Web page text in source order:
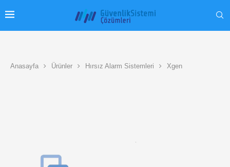
Anasayfa Ürünler Hırsız Alarm Sistemleri Xgen